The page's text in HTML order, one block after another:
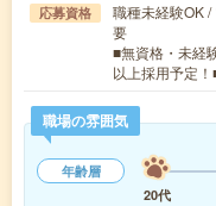
応募資格
職種未経験OK
要
■無資格・未経
以上採用予定
職場の雰囲気
年齢層
20代